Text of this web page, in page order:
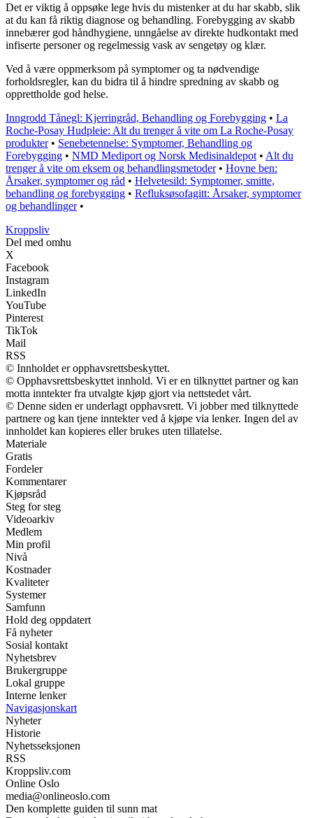
Det er viktig å oppsøke lege hvis du mistenker at du har skabb, slik
at du kan få riktig diagnose og behandling. Forebygging av skabb
innebærer god håndhygiene, unngåelse av direkte hudkontakt med
infiserte personer og regelmessig vask av sengetøy og klær.
Ved å være oppmerksom på symptomer og ta nødvendige
forholdsregler, kan du bidra til å hindre spredning av skabb og
opprettholde god helse.
Inngrodd Tånegl: Kjerringråd, Behandling og Forebygging • La
Roche-Posay Hudpleie: Alt du trenger å vite om La Roche-Posay
produkter• Senebetennelse: Symptomer, Behandling og
Forebygging • NMD Mediport og Norsk Medisinaldepot • Alt du
trenger å vite om eksem og behandlingsmetoder• Hovne ben:
Årsaker, symptomer og råd • Helvetesild: Symptomer, smitte,
behandling og forebygging • Refluksøsofagitt: Årsaker, symptomer
og behandlinger•
Kroppsliv
Del med omhu
X
Facebook
Instagram
LinkedIn
YouTube
Pinterest
TikTok
Mail
RSS
© Innholdet er opphavsrettsbeskyttet.
© Opphavsrettsbeskyttet innhold. Vi er en tilknyttet partner og kan
motta inntekter fra utvalgte kjøp gjort via nettstedet vårt.
© Denne siden er underlagt opphavsrett. Vi jobber med tilknyttede
partnere og kan tjene inntekter ved å kjøpe via lenker. Ingen del av
innholdet kan kopieres eller brukes uten tillatelse.
Materiale
Gratis
Fordeler
Kommentarer
Kjøpsråd
Steg for steg
Videoarkiv
Medlem
Min profil
Nivå
Kostnader
Kvaliteter
Systemer
Samfunn
Hold deg oppdatert
Få nyheter
Sosial kontakt
Nyhetsbrev
Brukergruppe
Lokal gruppe
Interne lenker
Navigasjonskart
Nyheter
Historie
Nyhetsseksjonen
RSS
Kroppsliv.com
Online Oslo
media@onlineoslo.com
Den komplette guiden til sunn mat